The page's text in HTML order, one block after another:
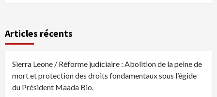
Articles récents
Sierra Leone / Réforme judiciaire : Abolition de la peine de
mort et protection des droits fondamentaux sous l’égide
du Président Maada Bio.